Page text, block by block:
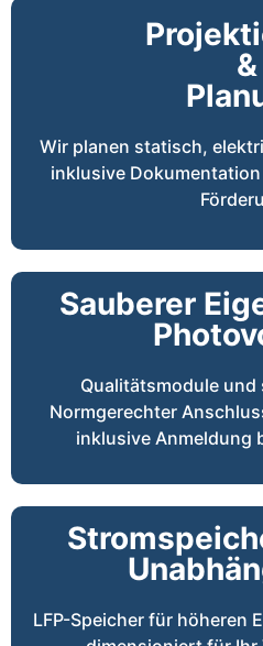
&
Wir planen statisch,
inklusive
Sauberer
Qualitätsmodule und
Normgerechter
inklusive Anmeldung
LFP-Speicher für höheren